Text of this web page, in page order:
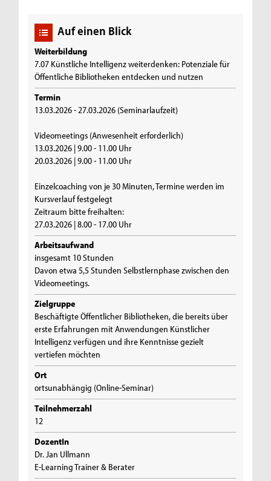
Auf einen Blick
Weiterbildung
7.07 Künstliche Intelligenz weiterdenken: Potenziale für
Öffentliche Bibliotheken entdecken und nutzen
Termin
13.03.2026 - 27.03.2026 (Seminarlaufzeit)
Videomeetings (Anwesenheit erforderlich)
13.03.2026 | 9.00 - 11.00 Uhr
20.03.2026 | 9.00 - 11.00 Uhr
Einzelcoaching von je 30 Minuten, Termine werden im
Kursverlauf festgelegt
Zeitraum bitte freihalten:
27.03.2026 | 8.00 - 17.00 Uhr
Arbeitsaufwand
insgesamt 10 Stunden
Davon etwa 5,5 Stunden Selbstlernphase zwischen den
Videomeetings.
Zielgruppe
Beschäftigte Öffentlicher Bibliotheken, die bereits über
erste Erfahrungen mit Anwendungen Künstlicher
Intelligenz verfügen und ihre Kenntnisse gezielt
vertiefen möchten
Ort
ortsunabhängig (Online-Seminar)
Teilnehmerzahl
12
DozentIn
Dr. Jan Ullmann
E-Learning Trainer & Berater